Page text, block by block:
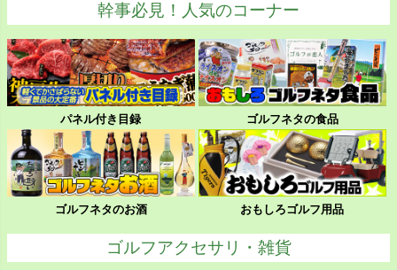
幹事必見！人気のコーナー
パネル付き目録 ゴルフネタの食品
ゴルフネタのお酒 おもしろゴルフ用品
ゴルフアクセサリ・雑貨